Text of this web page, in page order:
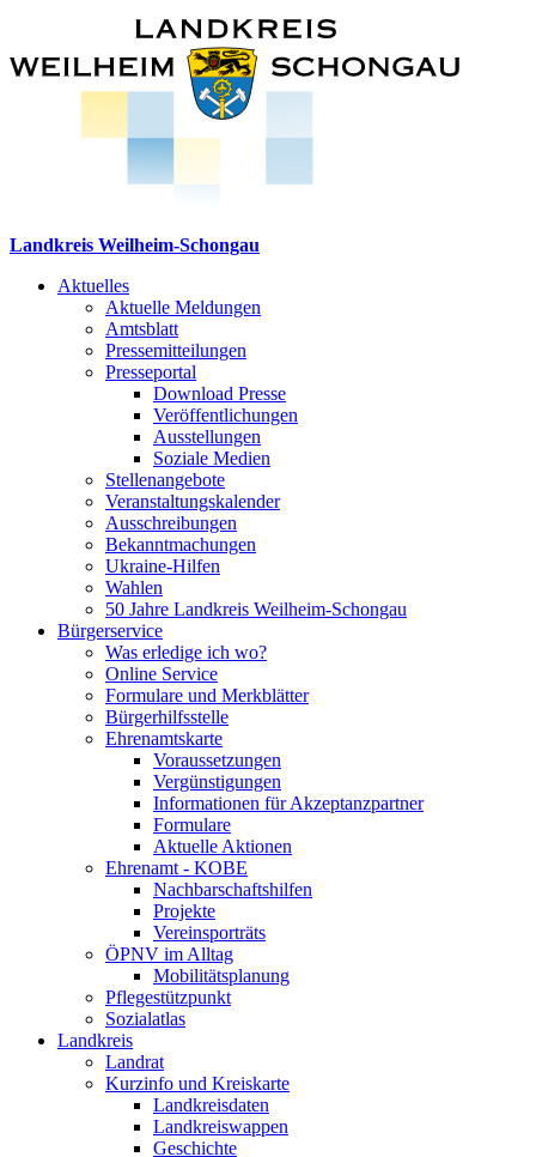
Landkreis Weilheim-Schongau
Aktuelles
Aktuelle Meldungen
Amtsblatt
Pressemitteilungen
Presseportal
Download Presse
Veröffentlichungen
Ausstellungen
Soziale Medien
Stellenangebote
Veranstaltungskalender
Ausschreibungen
Bekanntmachungen
Ukraine-Hilfen
Wahlen
50 Jahre Landkreis Weilheim-Schongau
Bürgerservice
Was erledige ich wo?
Online Service
Formulare und Merkblätter
Bürgerhilfsstelle
Ehrenamtskarte
Voraussetzungen
Vergünstigungen
Informationen für Akzeptanzpartner
Formulare
Aktuelle Aktionen
Ehrenamt - KOBE
Nachbarschaftshilfen
Projekte
Vereinsporträts
ÖPNV im Alltag
Mobilitätsplanung
Pflegestützpunkt
Sozialatlas
Landkreis
Landrat
Kurzinfo und Kreiskarte
Landkreisdaten
Landkreiswappen
Geschichte